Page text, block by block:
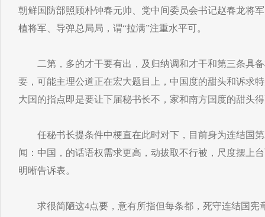
朝鲜国防部照顾朴钟春元帅、党中间委员会书记赵春龙将
植将军、导弹总局局，谓“拉满”注重水平可。
二第，多的才干要有出，及归纳调和才干和第三条具备
要，可能主理公道正在宏大题目上，中国度的甜头和诉求
大国的指点即是要让下届秘书长不，家和南方国度的甜头
任秘书长提条件中梗直在此时对下，目前身为连结国第
闻：中国，的话语权需求更高，动拔取不行被，尺度摆上
明晰告诉表。
求很简陋这4点要，意有所指但每条都，死守连结国宪